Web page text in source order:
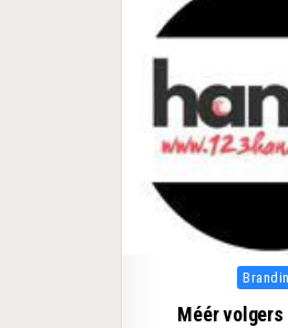
Posted
Méér